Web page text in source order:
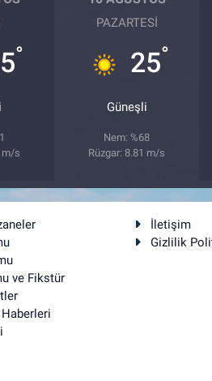
°
m/s
PAZARTESI
25°
Güneşli
Nem: %68
Rüzgar: 8.81 m/s
ve Fikstür
İletişim
Gizlilik